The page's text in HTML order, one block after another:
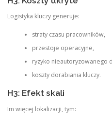
Logistyka kluczy generuje:
straty czasu pracowników,
przestoje operacyjne,
ryzyko nieautoryzowanego
koszty dorabiania kluczy.
H3: Efekt skali
Im więcej lokalizacji, tym: